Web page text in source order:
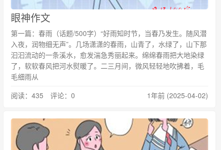
眼神作文
第一篇：春雨（话题/500字）“好雨知时节，当春乃发生。随风潜
入夜，润物细无声”。几场潇潇的春雨，山青了，水绿了，山下那
汩汩流动的一条溪水，愈发湍急秀丽起来。绵绵春雨把大地染绿
了，软软春风把河水熨暖了。二三月间，微风轻轻地吹拂着，毛
毛细雨从
阅读：435 评论：0
1年前 (2025-04-02)